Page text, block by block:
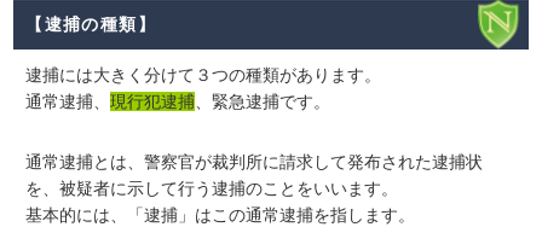
【逮捕の種類】
逮捕には大きく分けて３つの種類があります。
通常逮捕、現行犯逮捕、緊急逮捕です。
通常逮捕とは、警察官が裁判所に請求して発布された逮捕状
を、被疑者に示して行う逮捕のことをいいます。
基本的には、「逮捕」はこの通常逮捕を指します。